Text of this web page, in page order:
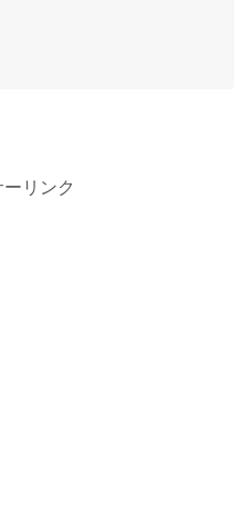
リンク